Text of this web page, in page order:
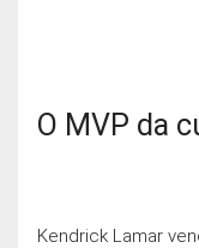
O MVP da
Kendrick Lamar